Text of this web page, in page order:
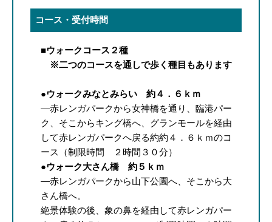
コース・受付時間
■ウォークコース２種
※二つのコースを通しで歩く種目もあります
●ウォークみなとみらい 約４．６ｋｍ
―赤レンガパークから女神橋を通り、臨港パー
ク、そこからキング橋へ、グランモールを経由
して赤レンガパークへ戻る約約４．６ｋｍのコ
ース（制限時間 ２時間３０分）
●ウォーク大さん橋 約５ｋｍ
―赤レンガパークから山下公園へ、そこから大
さん橋へ。
絶景体験の後、象の鼻を経由して赤レンガパー